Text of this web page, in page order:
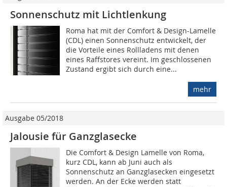
Sonnenschutz mit Lichtlenkung
Roma hat mit der Comfort & Design-Lamelle
(CDL) einen Sonnenschutz entwickelt, der
die Vorteile eines Rollladens mit denen
eines Raffstores vereint. Im geschlossenen
Zustand ergibt sich durch eine...
mehr
Ausgabe 05/2018
Jalousie für Ganzglasecke
Die Comfort & Design Lamelle von Roma,
kurz CDL, kann ab Juni auch als
Sonnenschutz an Ganzglasecken eingesetzt
werden. An der Ecke werden statt